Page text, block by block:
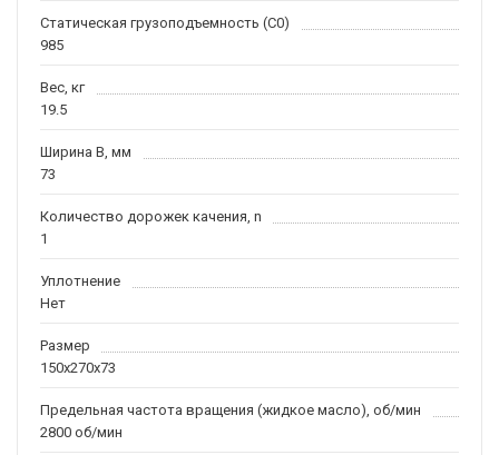
Статическая грузоподъемность (C0)
985
Вес, кг
19.5
Ширина B, мм
73
Количество дорожек качения, n
1
Уплотнение
Нет
Размер
150x270x73
Предельная частота вращения (жидкое масло), об/мин
2800 об/мин